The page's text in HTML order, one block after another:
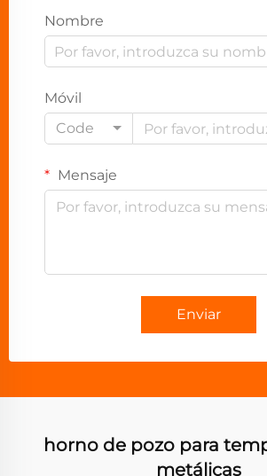
Nombre
Móvil
Code
Mensaje
Enviar
horno de pozo para
metálicas